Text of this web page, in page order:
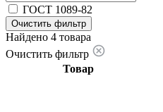
ГОСТ 1089-82
Очистить фильтр
Найдено 4 товара
Очистить фильтр
Товар